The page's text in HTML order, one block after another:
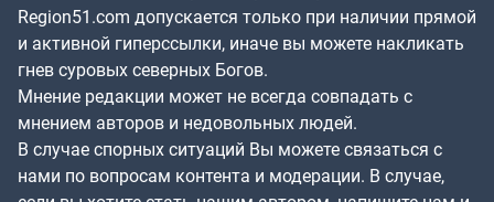
Region51.com допускается только при наличии прямой
и активной гиперссылки, иначе вы можете накликать
гнев суровых северных Богов.
Мнение редакции может не всегда совпадать с
мнением авторов и недовольных людей.
В случае спорных ситуаций Вы можете связаться с
нами по вопросам контента и модерации. В случае,